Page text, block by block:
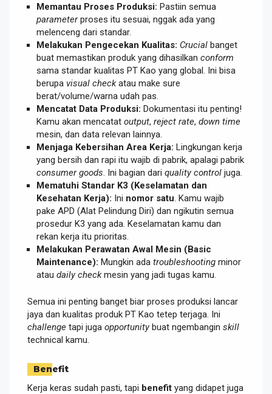
Memantau Proses Produksi: Pastiin semua
parameterproses itu sesuai, nggak ada yang
melenceng dari standar.
Melakukan Pengecekan Kualitas: Crucial banget
buat memastikan produk yang dihasilkan conform
sama standar kualitas PT Kao yang global. Ini bisa
berupa visual checkatau make sure
berat/volume/warna udah pas.
Mencatat Data Produksi: Dokumentasi itu penting!
Kamu akan mencatat output, reject rate, down time
mesin, dan data relevan lainnya.
Menjaga Kebersihan Area Kerja: Lingkungan kerja
yang bersih dan rapi itu wajib di pabrik, apalagi pabrik
consumer goods. Ini bagian dari quality control juga.
Mematuhi Standar K3 (Keselamatan dan
Kesehatan Kerja): Ini nomor satu. Kamu wajib
pake APD (Alat Pelindung Diri) dan ngikutin semua
prosedur K3 yang ada. Keselamatan kamu dan
rekan kerja itu prioritas.
Melakukan Perawatan Awal Mesin (Basic
Maintenance): Mungkin ada troubleshooting minor
atau daily checkmesin yang jadi tugas kamu.
Semua ini penting banget biar proses produksi lancar
jaya dan kualitas produk PT Kao tetep terjaga. Ini
challenge tapi juga opportunitybuat ngembangin skill
technical kamu.
Benefit
Kerja keras sudah pasti, tapi benefit yang didapet juga